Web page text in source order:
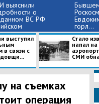
выяснили
о
ВС РФ
горл...
выступил
в связи с
Стало
напал
СМИ
на съемках
операция